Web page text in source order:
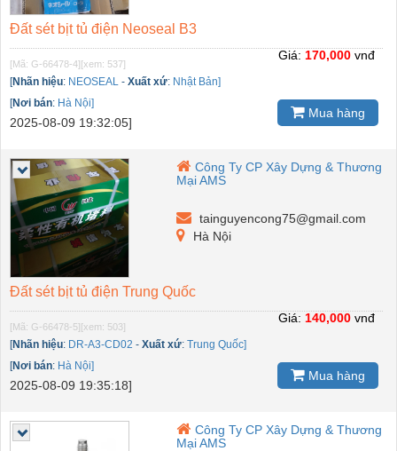
Đất sét bịt tủ điện Neoseal B3
[Mã: G-66478-4][xem: 537]
[Nhãn hiệu: NEOSEAL - Xuất xứ: Nhật Bản]
[Nơi bán: Hà Nội]
2025-08-09 19:32:05]
Giá: 170,000 vnđ
Mua hàng
Công Ty CP Xây Dựng & Thương
Mại AMS
tainguyencong75@gmail.com
Hà Nội
Đất sét bịt tủ điện Trung Quốc
[Mã: G-66478-5][xem: 503]
[Nhãn hiệu: DR-A3-CD02 - Xuất xứ: Trung Quốc]
[Nơi bán: Hà Nội]
2025-08-09 19:35:18]
Giá: 140,000 vnđ
Mua hàng
Công Ty CP Xây Dựng & Thương
Mại AMS